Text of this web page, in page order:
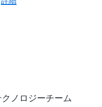
ノロジーチーム